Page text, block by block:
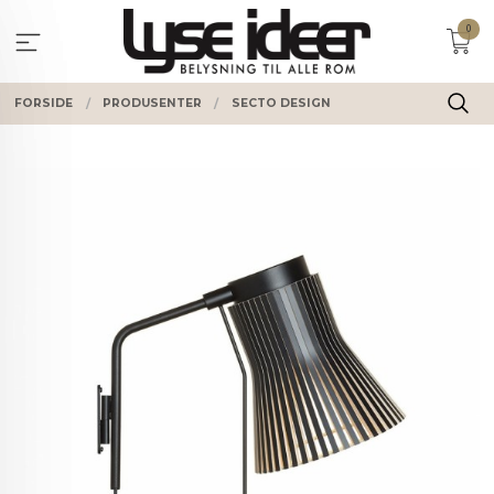
innholdet
0
FORSIDE PRODUSENTER SECTO DESIGN